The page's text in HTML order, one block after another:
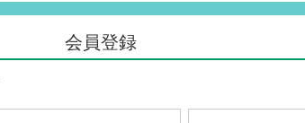
会員登録